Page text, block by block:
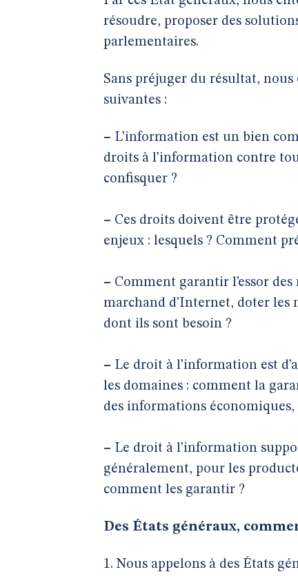
résoudre, proposer des
parlementaires.
Sans préjuger du résultat,
suivantes :
– L’information est un bien
droits à l’information contre
confisquer ?
– Ces droits doivent être
enjeux : lesquels ? Comment
– Comment garantir l’essor
marchand d’Internet, doter les
dont ils sont besoin ?
– Le droit à l’information est
les domaines : comment la
des informations
– Le droit à l’information
généralement, pour les
comment les garantir ?
Des États généraux,
1. Nous appelons à des États